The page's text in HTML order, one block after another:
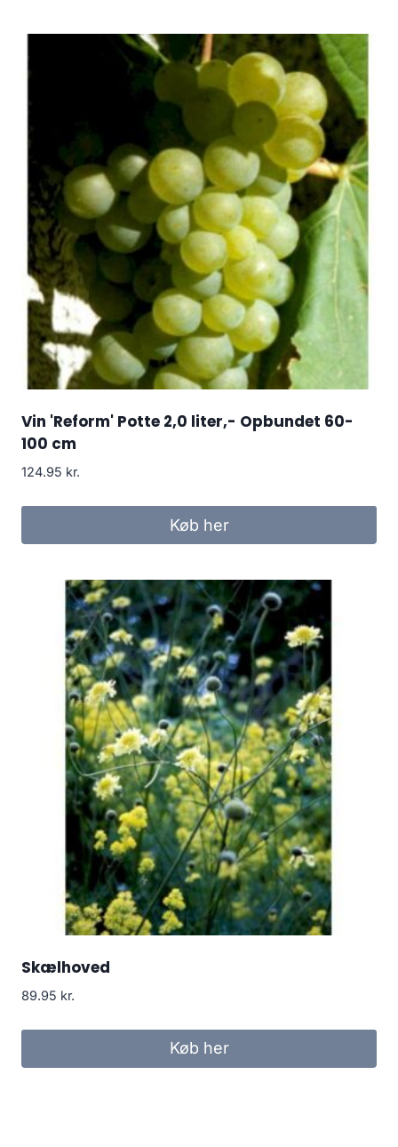
Vin 'Reform' Potte 2,0 liter,- Opbundet 60-
100 cm
124.95 kr.
Køb her
Skælhoved
89.95 kr.
Køb her